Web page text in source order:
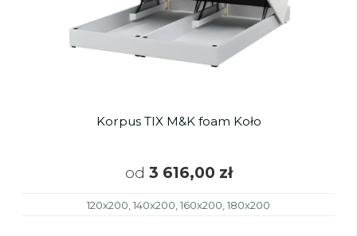
Korpus TIX M&K foam Koło
od 3 616,00 zł
120x200, 140x200, 160x200, 180x200